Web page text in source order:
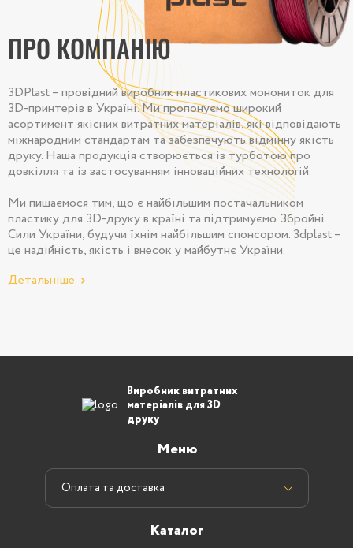
ПРО КОМПАНІЮ
3DPlast – провідний виробник пластикових монониток для
3D-принтерів в Україні. Ми пропонуємо широкий
асортимент якісних витратних матеріалів, які відповідають
міжнародним стандартам та забезпечують відмінну якість
друку. Наша продукція створюється із турботою про
довкілля та із застосуванням інноваційних технологій.
Ми пишаємося тим, що є найбільшим постачальником
пластику для 3D-друку в країні та підтримуємо Збройні
Сили України, будучи їхнім найбільшим спонсором. 3dplast –
це надійність, якість і внесок у майбутнє України.
Детальніше
Виробник витратних
матеріалів для 3D
друку
Меню
Оплата та доставка
Каталог